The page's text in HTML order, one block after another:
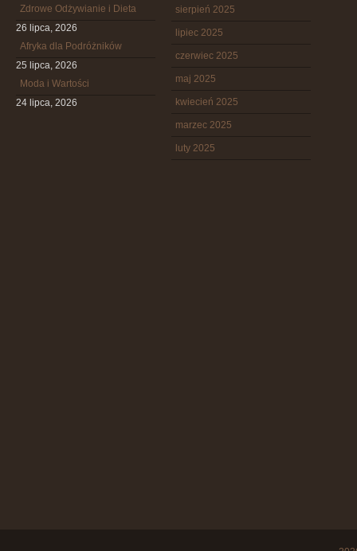
Zdrowe Odżywianie i Dieta
26 lipca, 2026
Afryka dla Podróżników
25 lipca, 2026
Moda i Wartości
24 lipca, 2026
sierpień 2025
lipiec 2025
czerwiec 2025
maj 2025
kwiecień 2025
marzec 2025
luty 2025